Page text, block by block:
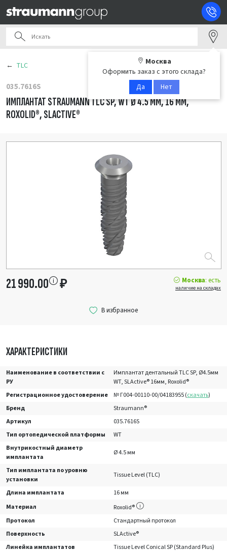
Москва
Оформить заказ с этого склада?
Да
Нет
TLC
035.7616S
ИМПЛАНТАТ STRAUMANN TLC SP, WT Ø 4.5 ММ, 16 ММ,
ROXOLID®, SLACTIVE®
ХАРАКТЕРИСТИКИ
Наименование в соответствии с
РУ
Имплантат дентальный TLC SP, Ø4.5мм
WT, SLActive® 16мм, Roxolid®
Регистрационное удостоверение
№ Г004-00110-00/04183955 (скачать)
Бренд
Straumann®
Артикул
035.7616S
Тип ортопедической платформы
WT
Внутрикостный диаметр
имплантата
Ø 4.5 мм
Тип имплантата по уровню
установки
Tissue Level (TLC)
Длина имплантата
16 мм
Материал
Roxolid®
Протокол
Стандартный протокол
Поверхность
SLActive®
Линейка имплантатов
Tissue Level Conical SP (Standard Plus)
21 990.00 ₽ Москва: есть
наличие на складах